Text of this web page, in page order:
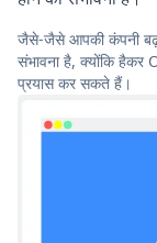
जैसे-जैसे आपकी कंपनी
संभावना है, क्योंकि हैकर
प्रयास कर सकते हैं।